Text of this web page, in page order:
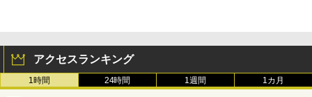
アクセスランキング
1時間 24時間 1週間 1カ月